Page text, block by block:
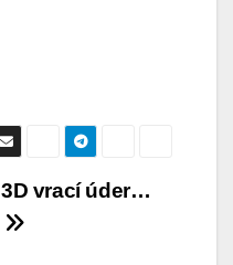
3D vrací úder…